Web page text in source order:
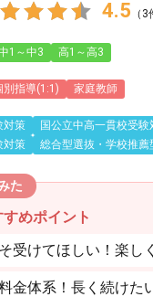
4.5 （3
1～中3 高1～高3
別指導(1:1) 家庭教師
対策 国公立中高一貫校受験
対策
総合型選抜・学校推薦
た
めポイント
受けてほしい！楽し
金体系！長く続けた